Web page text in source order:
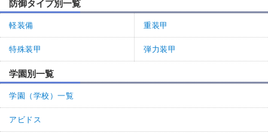
防御タイプ別一覧
軽装備 重装甲
特殊装甲 弾力装甲
学園別一覧
学園（学校）一覧
アビドス